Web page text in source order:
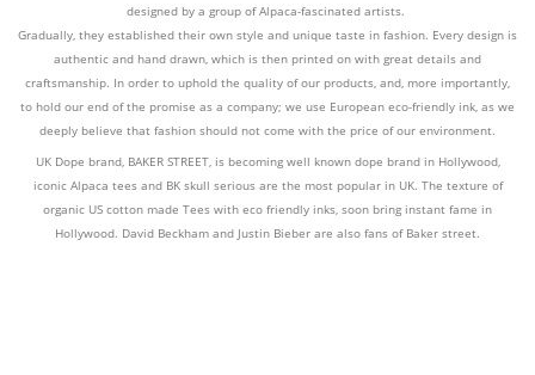
designed by a group of Alpaca-fascinated artists.
Gradually, they established their own style and unique taste in fashion. Every design is
authentic and hand drawn, which is then printed on with great details and
craftsmanship. In order to uphold the quality of our products, and, more importantly,
to hold our end of the promise as a company; we use European eco-friendly ink, as we
deeply believe that fashion should not come with the price of our environment.
UK Dope brand, BAKER STREET, is becoming well known dope brand in Hollywood,
iconic Alpaca tees and BK skull serious are the most popular in UK. The texture of
organic US cotton made Tees with eco friendly inks, soon bring instant fame in
Hollywood. David Beckham and Justin Bieber are also fans of Baker street.